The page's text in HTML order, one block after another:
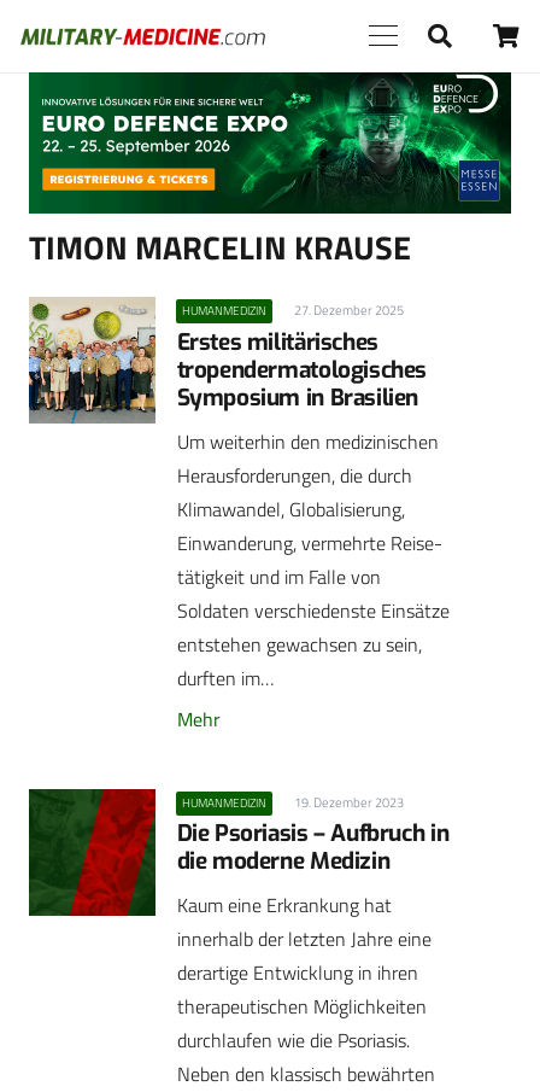
Anzeige
TIMON MARCELIN KRAUSE
HUMANMEDIZIN 27. Dezember 2025
Erstes militärisches
tropendermatologisches
Symposium in Brasilien
Um weiterhin den medizinischen
Herausforderungen, die durch
Klimawandel, Globalisierung,
Einwanderung, vermehrte Reise­
tätigkeit und im Falle von
Soldaten verschiedenste Einsätze
­entstehen gewachsen zu sein,
durften im…
Mehr
HUMANMEDIZIN 19. Dezember 2023
Die Psoriasis – Aufbruch in
die moderne Medizin
Kaum eine Erkrankung hat
innerhalb der letzten Jahre eine
derartige Entwicklung in ihren
therapeutischen Möglichkeiten
durchlaufen wie die Psoriasis.
Neben den klassisch bewährten